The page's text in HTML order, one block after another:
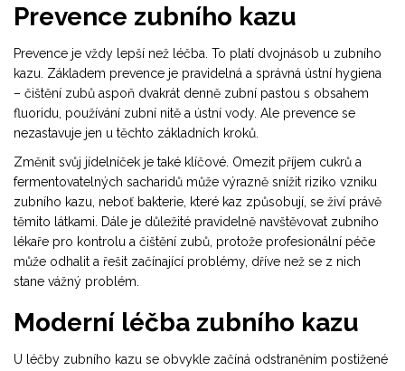
Prevence zubního kazu
Prevence je vždy lepší než léčba. To platí dvojnásob u zubního
kazu. Základem prevence je pravidelná a správná ústní hygiena
– čištění zubů aspoň dvakrát denně zubní pastou s obsahem
fluoridu, používání zubní nitě a ústní vody. Ale prevence se
nezastavuje jen u těchto základních kroků.
Změnit svůj jídelníček je také klíčové. Omezit příjem cukrů a
fermentovatelných sacharidů může výrazně snížit riziko vzniku
zubního kazu, neboť bakterie, které kaz způsobují, se živí právě
těmito látkami. Dále je důležité pravidelně navštěvovat zubního
lékaře pro kontrolu a čištění zubů, protože profesionální péče
může odhalit a řešit začínající problémy, dříve než se z nich
stane vážný problém.
Moderní léčba zubního kazu
U léčby zubního kazu se obvykle začíná odstraněním postižené